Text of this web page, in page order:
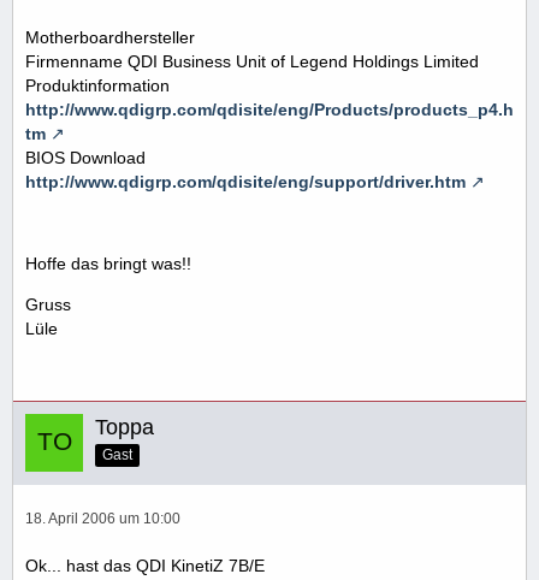
Motherboardhersteller
Firmenname QDI Business Unit of Legend Holdings Limited
Produktinformation
http://www.qdigrp.com/qdisite/eng/Products/products_p4.h
tm
BIOS Download
http://www.qdigrp.com/qdisite/eng/support/driver.htm
Hoffe das bringt was!!
Gruss
Lüle
Toppa
Gast
18. April 2006 um 10:00
Ok... hast das QDI KinetiZ 7B/E